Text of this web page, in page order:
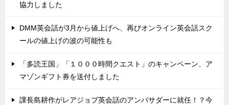
協力しました
DMM英会話が3月から値上げへ、再びオンライン英会話スク
ールの値上げの波の可能性も
「多読王国」「１０００時間クエスト」のキャンペーン、ア
マゾンギフト券を送付しました
課長島耕作がレアジョブ英会話のアンバサダーに就任！？今